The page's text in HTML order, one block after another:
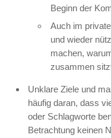
Beginn der
Auch im
und wieder
machen,
zusammen
Unklare Ziele und
häufig daran, dass
oder Schlagworte
Betrachtung keinen